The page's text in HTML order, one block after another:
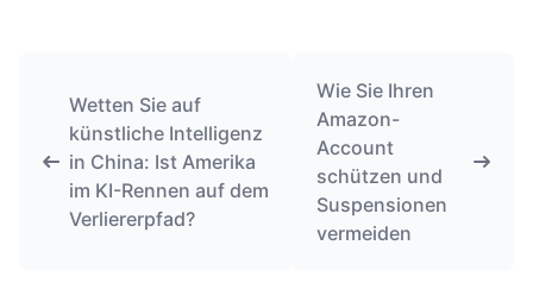
Wetten Sie auf
künstliche Intelligenz
in China: Ist Amerika
im KI-Rennen auf dem
Verliererpfad?
Wie Sie Ihren
Amazon-
Account
schützen und
Suspensionen
vermeiden